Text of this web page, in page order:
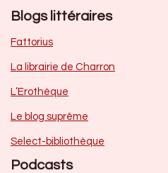
Blogs littéraires
Fattorius
La librairie de Charron
L’Erothèque
Le blog suprême
Select-bibliothèque
Podcasts